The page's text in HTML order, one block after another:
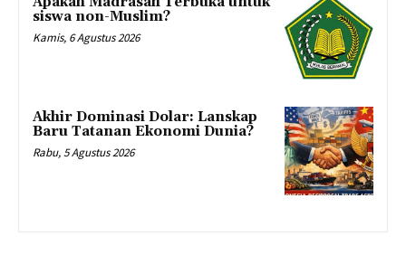
siswa non-Muslim?
Kamis, 6 Agustus 2026
Akhir Dominasi Dolar: Lanskap
Baru Tatanan Ekonomi Dunia?
Rabu, 5 Agustus 2026